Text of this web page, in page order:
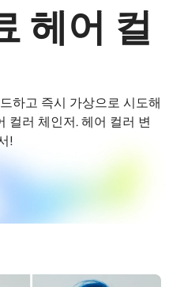
헤어 컬
하고 즉시 가상으로 시도해
컬러 체인저. 헤어 컬러 변
!